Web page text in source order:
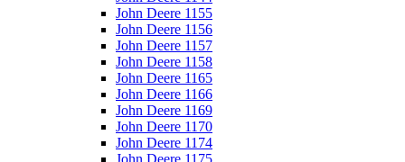
John Deere 1155
John Deere 1156
John Deere 1157
John Deere 1158
John Deere 1165
John Deere 1166
John Deere 1169
John Deere 1170
John Deere 1174
John Deere 1175